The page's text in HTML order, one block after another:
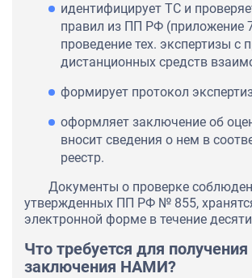
идентифицирует ТС и
правил из ПП РФ (приложение
проведение тех. экспертизы с
дистанционных средств
формирует протокол
оформляет заключение об
вносит сведения о нем в
реестр.
Документы о проверке
утвержденных ПП РФ № 855,
электронной форме в течение
Что требуется для получения
заключения НАМИ?